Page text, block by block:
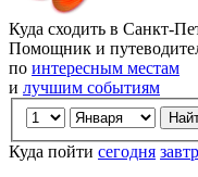
Куда сходить в Санкт-
Помощник и
по интересным местам
и лучшим событиям
Куда пойти сегодня